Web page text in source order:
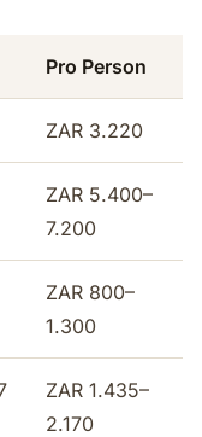
Pro Person
ZAR 3.220
ZAR 5.400–
7.200
ZAR 800–
1.300
ZAR 1.435–
2.170